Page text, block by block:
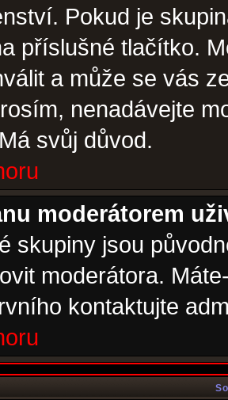
Pokud je
příslušné tlačítko.
a může se vás
nenadávejte
svůj důvod.
moderátorem
skupiny jsou
moderátora.
kontaktujte